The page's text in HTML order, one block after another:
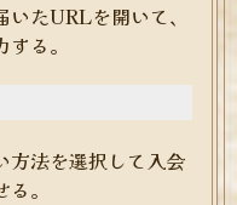
たURLを開いて、
る。
方法を選択して入会
。